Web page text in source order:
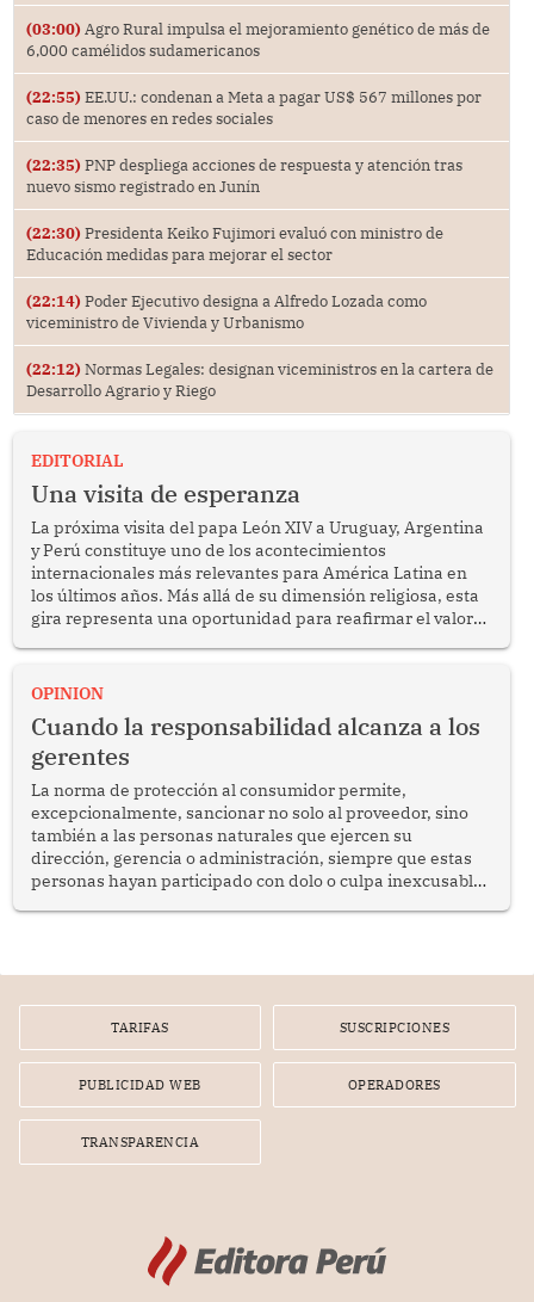
(03:00) Agro Rural impulsa el mejoramiento genético de más de
6,000 camélidos sudamericanos
(22:55) EE.UU.: condenan a Meta a pagar US$ 567 millones por
caso de menores en redes sociales
(22:35) PNP despliega acciones de respuesta y atención tras
nuevo sismo registrado en Junín
(22:30) Presidenta Keiko Fujimori evaluó con ministro de
Educación medidas para mejorar el sector
(22:14) Poder Ejecutivo designa a Alfredo Lozada como
viceministro de Vivienda y Urbanismo
(22:12) Normas Legales: designan viceministros en la cartera de
Desarrollo Agrario y Riego
EDITORIAL
Una visita de esperanza
La próxima visita del papa León XIV a Uruguay, Argentina
y Perú constituye uno de los acontecimientos
internacionales más relevantes para América Latina en
los últimos años. Más allá de su dimensión religiosa, esta
gira representa una oportunidad para reafirmar el valor
enfrenta desafíos en materia de desarrollo, cohesión
OPINION
Cuando la responsabilidad alcanza a los
gerentes
La norma de protección al consumidor permite,
excepcionalmente, sancionar no solo al proveedor, sino
también a las personas naturales que ejercen su
dirección, gerencia o administración, siempre que estas
personas hayan participado con dolo o culpa inexcusable
por la frustrada realización de un meet and greet con
TARIFAS SUSCRIPCIONES
PUBLICIDAD WEB OPERADORES
TRANSPARENCIA